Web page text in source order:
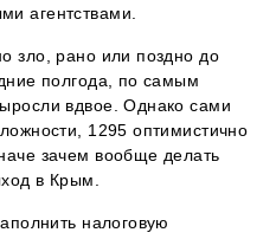
агентствами.
зло, рано или поздно до
полгода, по самым
вдвое. Однако сами
1295 оптимистично
зачем вообще делать
в Крым.
налоговую